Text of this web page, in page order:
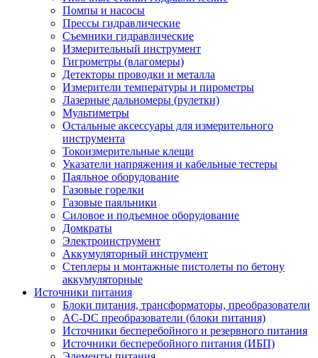
Помпы и насосы
Прессы гидравлические
Съемники гидравлические
Измерительный инструмент
Гигрометры (влагомеры)
Детекторы проводки и металла
Измерители температуры и пирометры
Лазерные дальномеры (рулетки)
Мультиметры
Остальные аксессуары для измерительного
инструмента
Токоизмерительные клещи
Указатели напряжения и кабельные тестеры
Паяльное оборудование
Газовые горелки
Газовые паяльники
Силовое и подъемное оборудование
Домкраты
Электроинструмент
Аккумуляторный инструмент
Степлеры и монтажные пистолеты по бетону
аккумуляторные
Источники питания
Блоки питания, трансформаторы, преобразователи
AC-DC преобразователи (блоки питания)
Источники бесперебойного и резервного питания
Источники бесперебойного питания (ИБП)